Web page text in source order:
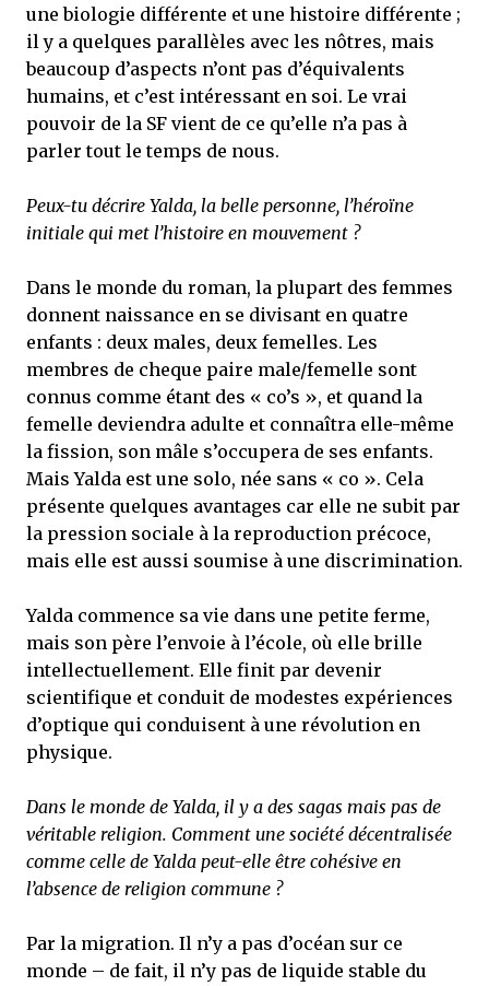
une biologie différente et une histoire différente ;
il y a quelques parallèles avec les nôtres, mais
beaucoup d’aspects n’ont pas d’équivalents
humains, et c’est intéressant en soi. Le vrai
pouvoir de la SF vient de ce qu’elle n’a pas à
parler tout le temps de nous.
Peux-tu décrire Yalda, la belle personne, l’héroïne
initiale qui met l’histoire en mouvement ?
Dans le monde du roman, la plupart des femmes
donnent naissance en se divisant en quatre
enfants : deux males, deux femelles. Les
membres de cheque paire male/femelle sont
connus comme étant des « co’s », et quand la
femelle deviendra adulte et connaîtra elle-même
la fission, son mâle s’occupera de ses enfants.
Mais Yalda est une solo, née sans « co ». Cela
présente quelques avantages car elle ne subit par
la pression sociale à la reproduction précoce,
mais elle est aussi soumise à une discrimination.
Yalda commence sa vie dans une petite ferme,
mais son père l’envoie à l’école, où elle brille
intellectuellement. Elle finit par devenir
scientifique et conduit de modestes expériences
d’optique qui conduisent à une révolution en
physique.
Dans le monde de Yalda, il y a des sagas mais pas de
véritable religion. Comment une société décentralisée
comme celle de Yalda peut-elle être cohésive en
l’absence de religion commune ?
Par la migration. Il n’y a pas d’océan sur ce
monde – de fait, il n’y pas de liquide stable du